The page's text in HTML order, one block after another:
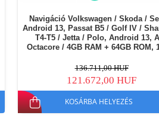
Navigáció Volkswagen / Skoda /
Android 13, Passat B5 / Golf IV /
T4-T5 / Jetta / Polo, Android 13,
Octacore / 4GB RAM + 64GB ROM,
136.711,00 HUF
121.672,00 HUF
KOSÁRBA HELYEZÉS